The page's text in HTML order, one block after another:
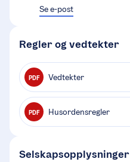
Se e-post
Regler og vedtekter
PDF Vedtekter
PDF Husordensregler
Selskapsopplysninger